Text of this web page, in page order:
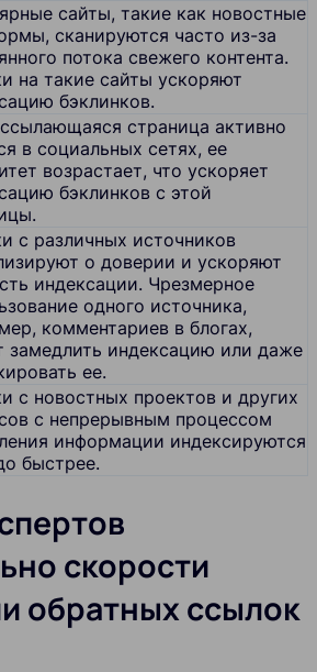
сайты, такие как новостные
сканируются часто из-за
потока свежего контента.
на такие сайты ускоряют
бэклинков.
страница активно
в социальных сетях, ее
возрастает, что ускоряет
бэклинков с этой
с различных источников
о доверии и ускоряют
индексации. Чрезмерное
одного источника,
комментариев в блогах,
замедлить индексацию или даже
ее.
с новостных проектов и других
с непрерывным процессом
информации индексируются
быстрее.
скорости
обратных ссылок